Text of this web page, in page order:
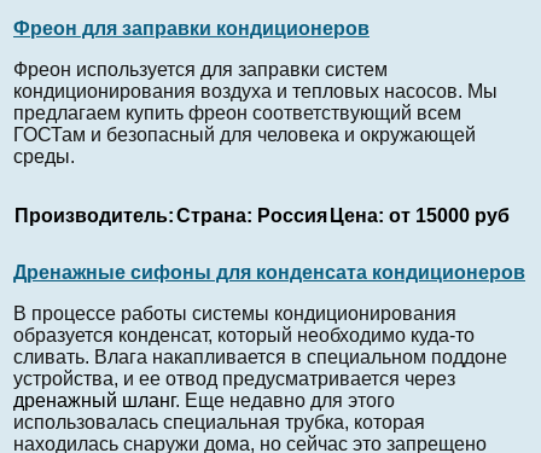
Фреон для заправки кондиционеров
Фреон используется для заправки систем
кондиционирования воздуха и тепловых насосов. Мы
предлагаем купить фреон соответствующий всем
ГОСТам и безопасный для человека и окружающей
среды.
Производитель:Страна: Россия Цена: от 15000 руб
Дренажные сифоны для конденсата кондиционеров
В процессе работы системы кондиционирования
образуется конденсат, который необходимо куда-то
сливать. Влага накапливается в специальном поддоне
устройства, и ее отвод предусматривается через
дренажный шланг. Еще недавно для этого
использовалась специальная трубка, которая
находилась снаружи дома, но сейчас это запрещено